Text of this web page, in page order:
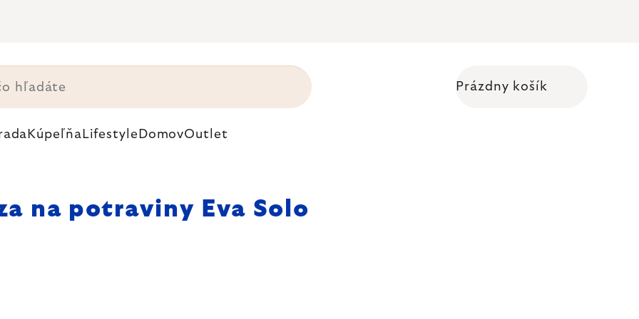
Prázdny košík
Kúpeľňa Lifestyle DomovOutlet
na potraviny Eva Solo